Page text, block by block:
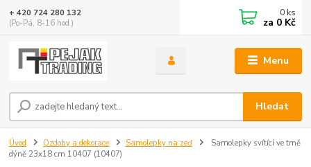
Menu
Hledat
+ 420 724 280 132
(Po-Pá, 8-16 hod.)
0 ks
za 0 Kč
Úvod Ozdoby a dekorace Samolepky na zeď
Samolepky svítící ve tmě
dýně 23x18 cm 10407 (10407)